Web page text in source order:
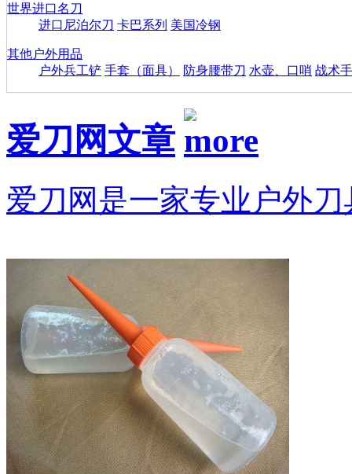
世界进口名刀
进口尼泊尔刀 卡巴系列 美国冷钢
其他户外用品
户外兵工铲 手套（面具） 防身腰带刀 水壶、口哨 战术
爱刀网文章
爱刀网是一家专业户外